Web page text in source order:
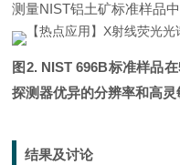
测量NIST铝土矿标准样品
图2. NIST 696B标准样品
探测器优异的分辨率和高灵
结果及讨论